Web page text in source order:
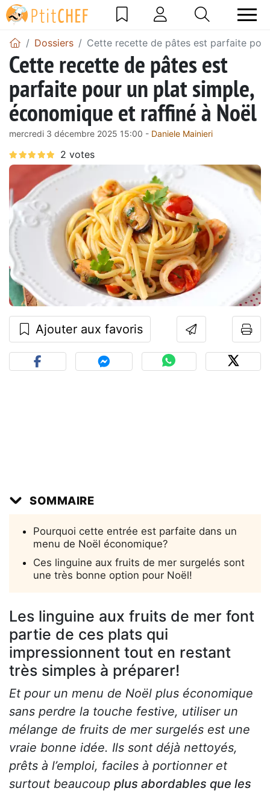
Dossiers Cette recette de pâtes est parfaite
Cette recette de pâtes est
parfaite pour un plat simple,
économique et raffiné à Noël
mercredi 3 décembre 2025 15:00 - Daniele Mainieri
Ajouter aux favoris
SOMMAIRE
Pourquoi cette entrée est parfaite dans un
menu de Noël économique?
Ces linguine aux fruits de mer surgelés sont
une très bonne option pour Noël!
Les linguine aux fruits de mer font
partie de ces plats qui
impressionnent tout en restant
très simples à préparer!
Et pour un menu de Noël plus économique
sans perdre la touche festive, utiliser un
mélange de fruits de mer surgelés est une
vraie bonne idée. Ils sont déjà nettoyés,
prêts à l’emploi, faciles à portionner et
surtout beaucoup plus abordables que les